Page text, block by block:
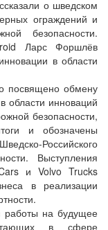
о шведском
ограждений и
безопасности.
Ларс Форшлёв
в области
посвящено обмену
инноваций
безопасности,
и обозначены
Российского
Выступления
и Volvo Trucks
в реализации
на будущее
в сфере